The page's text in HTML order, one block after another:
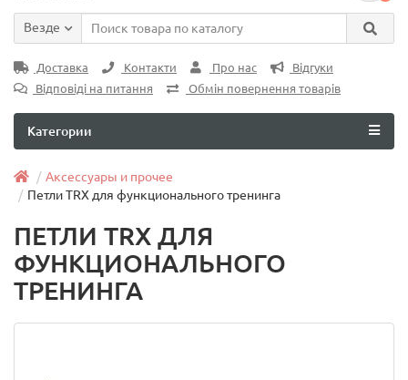
Везде
Доставка Контакти Про нас
Відгуки
Відповіді на питання
Обмін повернення товарів
Категории
Аксессуары и прочее
Петли TRX для функционального тренинга
ПЕТЛИ TRX ДЛЯ
ФУНКЦИОНАЛЬНОГО
ТРЕНИНГА